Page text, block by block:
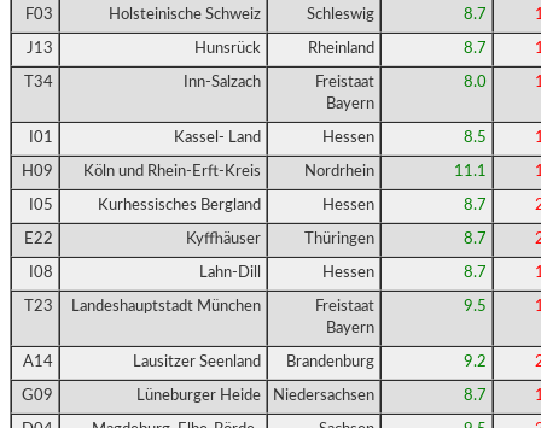
F03 Holsteinische Schweiz Schleswig 8.7
J13 Hunsrück Rheinland 8.7
T34 Inn-Salzach
Freistaat
Bayern
8.0
I01 Kassel- Land Hessen 8.5
H09 Köln und Rhein-Erft-Kreis Nordrhein 11.1
I05 Kurhessisches Bergland Hessen 8.7
E22 Kyffhäuser Thüringen 8.7
I08 Lahn-Dill Hessen 8.7
T23 Landeshauptstadt München
Freistaat
Bayern
9.5
A14 Lausitzer Seenland Brandenburg 9.2
G09 Lüneburger Heide Niedersachsen 8.7